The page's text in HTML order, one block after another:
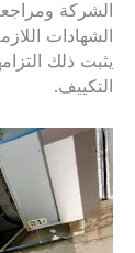
الشركة
الشهادات
يثبت ذلك
التكييف.